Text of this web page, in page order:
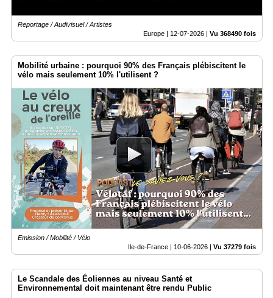
annuaire
Accès
Reportage / Audivisuel / Artistes
Europe | 12-07-2026 Vu 368490 fois
Mobilité urbaine : pourquoi 90% des Français plébiscitent le
vélo mais seulement 10% l'utilisent ?
Emission / Mobilité / Vélo
Ile-de-France | 10-06-2026 | Vu 37279 fois
Le Scandale des Éoliennes au niveau Santé et
Environnemental doit maintenant être rendu Public